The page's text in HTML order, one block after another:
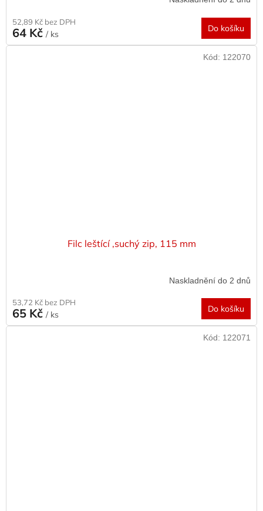
52,89 Kč bez DPH
64 Kč / ks
Do košíku
Filc leštící ,suchý zip, 115 mm
Naskladnění do 2 dnů
53,72 Kč bez DPH
65 Kč / ks
Do košíku
Kód: 122070
Kód: 122071